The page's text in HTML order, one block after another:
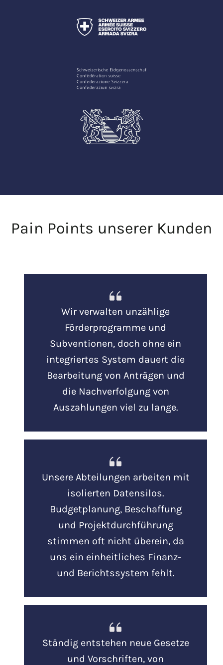
Pain Points unserer Kunden
Wir verwalten unzählige
Förderprogramme und
Subventionen, doch ohne ein
integriertes System dauert die
Bearbeitung von Anträgen und
die Nachverfolgung von
Auszahlungen viel zu lange.
Unsere Abteilungen arbeiten mit
isolierten Datensilos.
Budgetplanung, Beschaffung
und Projektdurchführung
stimmen oft nicht überein, da
uns ein einheitliches Finanz-
und Berichtssystem fehlt.
Ständig entstehen neue Gesetze
und Vorschriften, von